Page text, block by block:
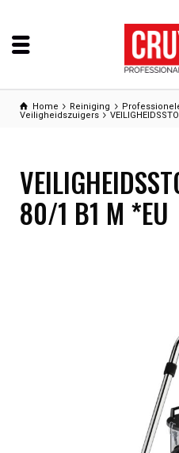
Home Reiniging
Veiligheidszuigers
80/1 B1 M *EU